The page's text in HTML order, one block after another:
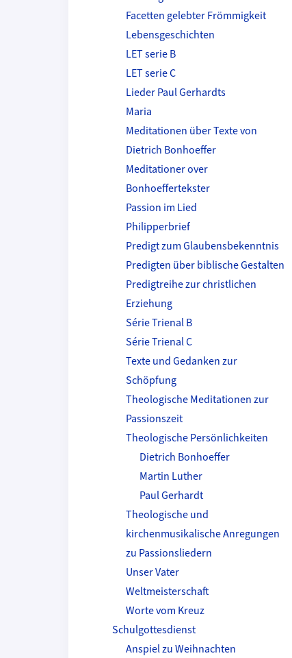
Facetten gelebter Frömmigkeit
Lebensgeschichten
LET serie B
LET serie C
Lieder Paul Gerhardts
Maria
Meditationen über Texte von
Dietrich Bonhoeffer
Meditationer over
Bonhoeffertekster
Passion im Lied
Philipperbrief
Predigt zum Glaubensbekenntnis
Predigten über biblische Gestalten
Predigtreihe zur christlichen
Erziehung
Série Trienal B
Série Trienal C
Texte und Gedanken zur
Schöpfung
Theologische Meditationen zur
Passionszeit
Theologische Persönlichkeiten
Dietrich Bonhoeffer
Martin Luther
Paul Gerhardt
Theologische und
kirchenmusikalische Anregungen
zu Passionsliedern
Unser Vater
Weltmeisterschaft
Worte vom Kreuz
Schulgottesdienst
Anspiel zu Weihnachten